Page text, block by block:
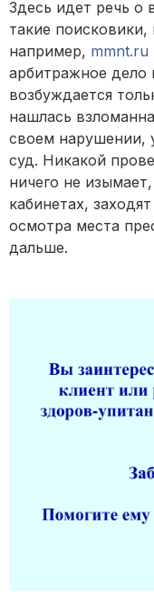
Здесь идет речь о
такие
например, mmnt.ru
арбитражное дело
возбуждается
нашлась
своем нарушении,
суд. Никакой
ничего не
кабинетах,
осмотра места
дальше.